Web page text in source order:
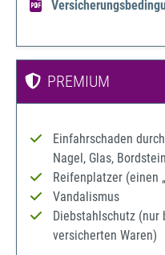
PREMIUM
Einfahrschaden
Nagel, Glas,
Reifenplatzer (einen
Vandalismus
Diebstahlschutz (nur
versicherten Waren)